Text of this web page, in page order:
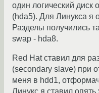
один логический
(hda5). Для Линукса я
Разделы получились
swap - hda8.
Red Hat ставил для
(secondary slave) при
меня в hdd1,